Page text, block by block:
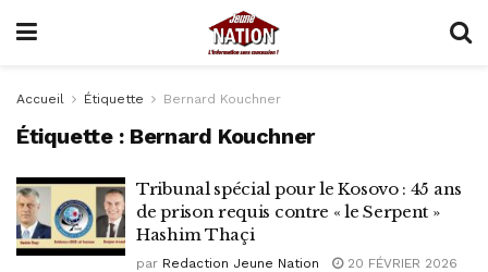
Accueil Étiquette Bernard Kouchner
Étiquette : Bernard Kouchner
Tribunal spécial pour le Kosovo : 45 ans
de prison requis contre « le Serpent »
Hashim Thaçi
par Redaction Jeune Nation
20 FÉVRIER 2026